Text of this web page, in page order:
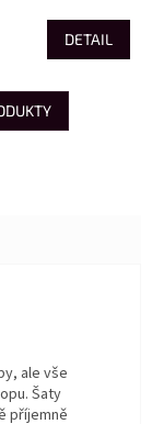
DETAIL
ale vše
Šaty
příjemně